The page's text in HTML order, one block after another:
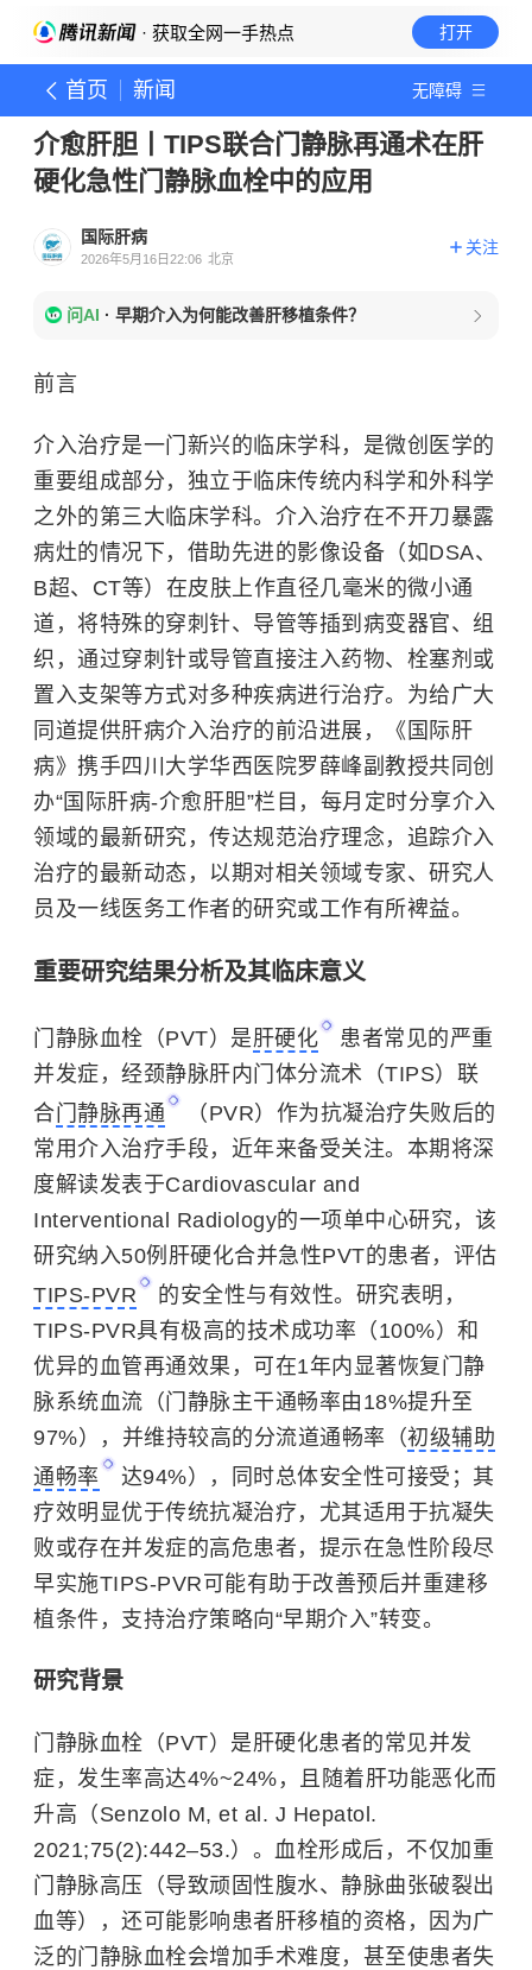
· 获取全网一手热点 打开
首页 新闻 无障碍
介愈肝胆丨TIPS联合门静脉再通术在肝
硬化急性门静脉血栓中的应用
国际肝病
2026年5月16日22:06 北京
关注
问AI · 早期介入为何能改善肝移植条件？
前言
介入治疗是一门新兴的临床学科，是微创医学的
重要组成部分，独立于临床传统内科学和外科学
之外的第三大临床学科。介入治疗在不开刀暴露
病灶的情况下，借助先进的影像设备（如DSA、
B超、CT等）在皮肤上作直径几毫米的微小通
道，将特殊的穿刺针、导管等插到病变器官、组
织，通过穿刺针或导管直接注入药物、栓塞剂或
置入支架等方式对多种疾病进行治疗。为给广大
同道提供肝病介入治疗的前沿进展，《国际肝
病》携手四川大学华西医院罗薛峰副教授共同创
办“国际肝病-介愈肝胆”栏目，每月定时分享介入
领域的最新研究，传达规范治疗理念，追踪介入
治疗的最新动态，以期对相关领域专家、研究人
员及一线医务工作者的研究或工作有所裨益。
重要研究结果分析及其临床意义
门静脉血栓（PVT）是肝硬化
患者常见的严重
并发症，经颈静脉肝内门体分流术（TIPS）联
合门静脉再通
（PVR）作为抗凝治疗失败后的
常用介入治疗手段，近年来备受关注。本期将深
度解读发表于Cardiovascular and
Interventional Radiology的一项单中心研究，该
研究纳入50例肝硬化合并急性PVT的患者，评估
TIPS-PVR
的安全性与有效性。研究表明，
TIPS-PVR具有极高的技术成功率（100%）和
优异的血管再通效果，可在1年内显著恢复门静
脉系统血流（门静脉主干通畅率由18%提升至
97%），并维持较高的分流道通畅率（初级辅助
通畅率
达94%），同时总体安全性可接受；其
疗效明显优于传统抗凝治疗，尤其适用于抗凝失
败或存在并发症的高危患者，提示在急性阶段尽
早实施TIPS-PVR可能有助于改善预后并重建移
植条件，支持治疗策略向“早期介入”转变。
研究背景
门静脉血栓（PVT）是肝硬化患者的常见并发
症，发生率高达4%~24%，且随着肝功能恶化而
升高（Senzolo M, et al. J Hepatol.
2021;75(2):442–53.）。血栓形成后，不仅加重
门静脉高压（导致顽固性腹水、静脉曲张破裂出
血等），还可能影响患者肝移植的资格，因为广
泛的门静脉血栓会增加手术难度，甚至使患者失